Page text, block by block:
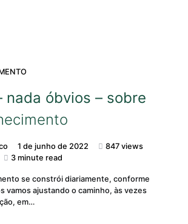
nada óbvios – sobre
1 de junho de 2022
847 views
3 minute read
se constrói diariamente, conforme
vamos ajustando o caminho, às vezes
em…